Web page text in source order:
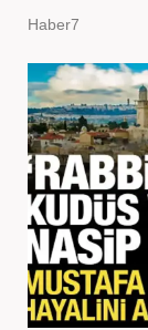
Haber7